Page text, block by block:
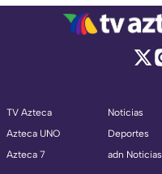
TV Azteca
Azteca UNO
Azteca 7
Noticias
Deportes
adn Noticias